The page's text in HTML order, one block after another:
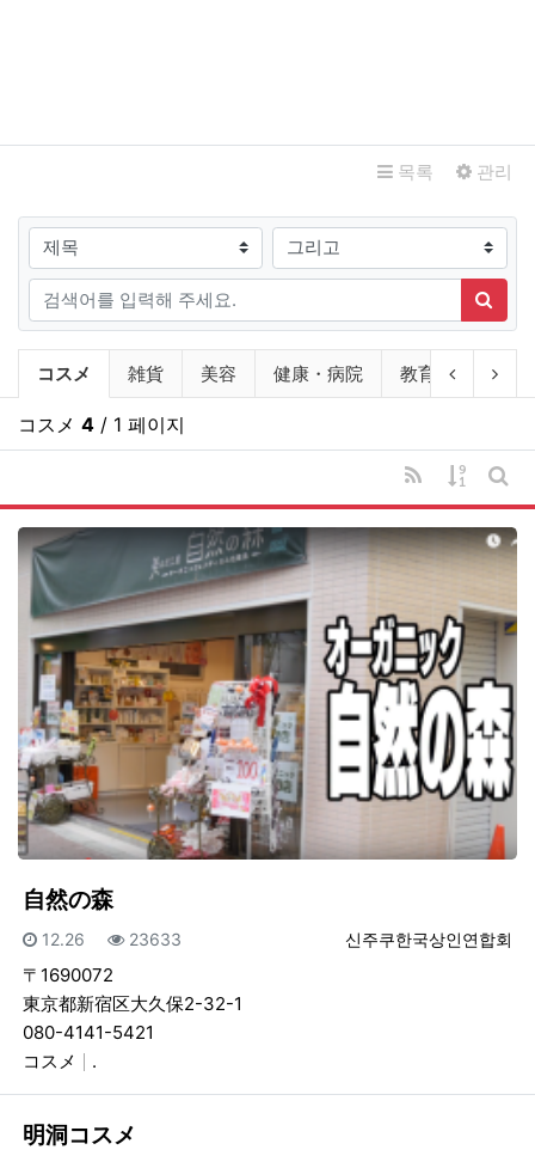
목록 관리
검색대상
검색어
검색
상인회회원 점포안내 분류 목록
현재 분류
コスメ 雑貨 美容 健康・病院 教育施設이전 분류
다
コスメ 4 / 1 페이지
RSS
게시물
게
自然の森
등록자
신주쿠한국상인연합회
등록일
12.26 조회
23633
〒1690072
東京都新宿区大久保2-32-1
080-4141-5421
コスメ
.
明洞コスメ